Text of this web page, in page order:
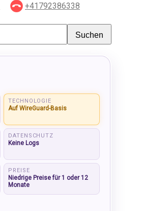
+41792386338
Suchen
TECHNOLOGIE
Auf WireGuard-Basis
DATENSCHUTZ
Keine Logs
PREISE
Niedrige Preise für 1 oder 12
Monate